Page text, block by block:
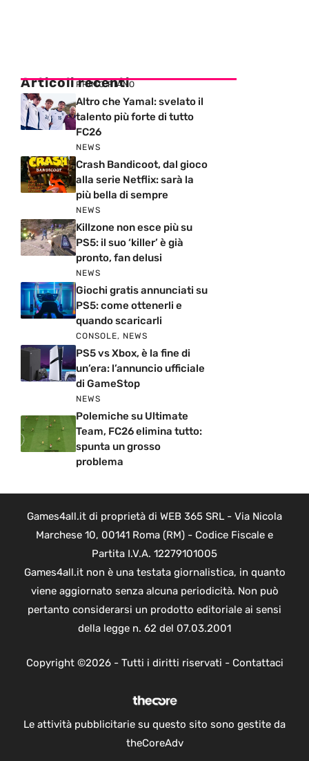
Articoli recenti
PRIMO PIANO
Altro che Yamal: svelato il
talento più forte di tutto
FC26
NEWS
Crash Bandicoot, dal gioco
alla serie Netflix: sarà la
più bella di sempre
NEWS
Killzone non esce più su
PS5: il suo ‘killer’ è già
pronto, fan delusi
NEWS
Giochi gratis annunciati su
PS5: come ottenerli e
quando scaricarli
CONSOLE, NEWS
PS5 vs Xbox, è la fine di
un’era: l’annuncio ufficiale
di GameStop
NEWS
Polemiche su Ultimate
Team, FC26 elimina tutto:
spunta un grosso
problema
Games4all.it di proprietà di WEB 365 SRL - Via Nicola
Marchese 10, 00141 Roma (RM) - Codice Fiscale e
Partita I.V.A. 12279101005
Games4all.it non è una testata giornalistica, in quanto
viene aggiornato senza alcuna periodicità. Non può
pertanto considerarsi un prodotto editoriale ai sensi
della legge n. 62 del 07.03.2001
Copyright ©2026 - Tutti i diritti riservati - Contattaci
Le attività pubblicitarie su questo sito sono gestite da
theCoreAdv